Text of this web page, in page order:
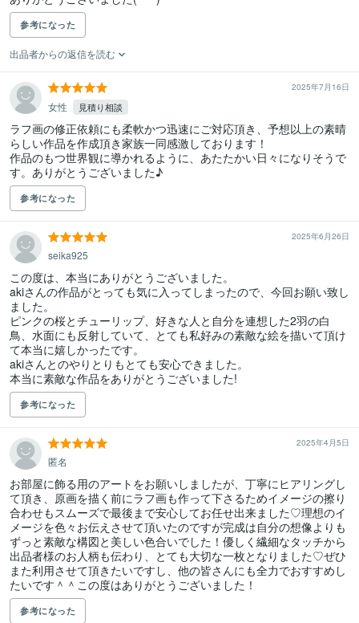
参考になった
出品者からの返信を読む
2025年7月16日
女性 見積り相談
ラフ画の修正依頼にも柔軟かつ迅速にご対応頂き、予想以上の素晴
らしい作品を作成頂き家族一同感激しております！
作品のもつ世界観に導かれるように、あたたかい日々になりそうで
す。ありがとうございました♪
参考になった
2025年6月26日
seika925
この度は、本当にありがとうございました。
akiさんの作品がとっても気に入ってしまったので、今回お願い致し
ました。
ピンクの桜とチューリップ、好きな人と自分を連想した2羽の白
鳥、水面にも反射していて、とても私好みの素敵な絵を描いて頂け
て本当に嬉しかったです。
akiさんとのやりとりもとても安心できました。
本当に素敵な作品をありがとうございました!
参考になった
2025年4月5日
匿名
お部屋に飾る用のアートをお願いしましたが、丁寧にヒアリングし
て頂き、原画を描く前にラフ画も作って下さるためイメージの擦り
合わせもスムーズで最後まで安心してお任せ出来ました♡理想のイ
メージを色々お伝えさせて頂いたのですが完成は自分の想像よりも
ずっと素敵な構図と美しい色合いでした！優しく繊細なタッチから
出品者様のお人柄も伝わり、とても大切な一枚となりました♡ぜひ
また利用させて頂きたいですし、他の皆さんにも全力でおすすめし
たいです＾＾この度はありがとうございました！
参考になった